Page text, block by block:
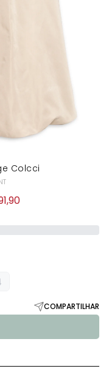
Colcci
COMPARTILHAR